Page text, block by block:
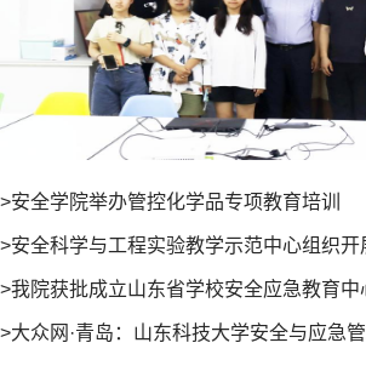
>安全学院举办管控化学品专项教育培训
>安全科学与工程实验教学示范中心组织
>我院获批成立山东省学校安全应急教育中
>大众网·青岛：山东科技大学安全与应急